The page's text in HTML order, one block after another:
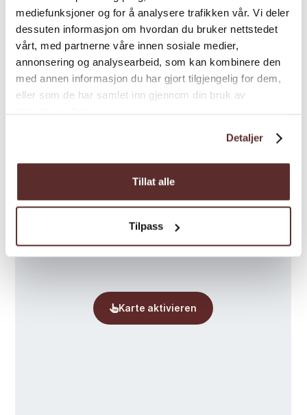
mediefunksjoner og for å analysere trafikken vår. Vi deler
dessuten informasjon om hvordan du bruker nettstedet
vårt, med partnerne våre innen sosiale medier,
annonsering og analysearbeid, som kan kombinere den
med annen informasjon du har gjort tilgjengelig for dem,
eller som de har samlet inn gjennom din bruk av
Detaljer
Tillat alle
Tilpass
Tradition widerspiegelt.
Willkommen bei Gjøa Sjømat !